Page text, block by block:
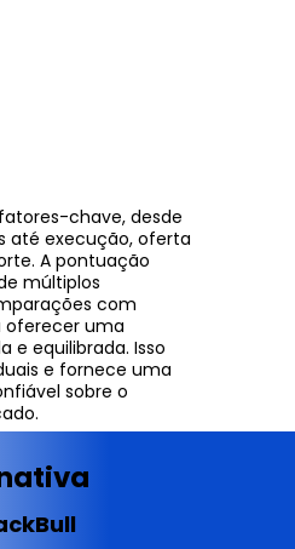
chave, desde
até execução, oferta
A pontuação
múltiplos
com
oferecer uma
e equilibrada. Isso
e fornece uma
sobre o